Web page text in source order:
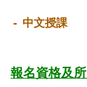
- 中文授課
報名資格及